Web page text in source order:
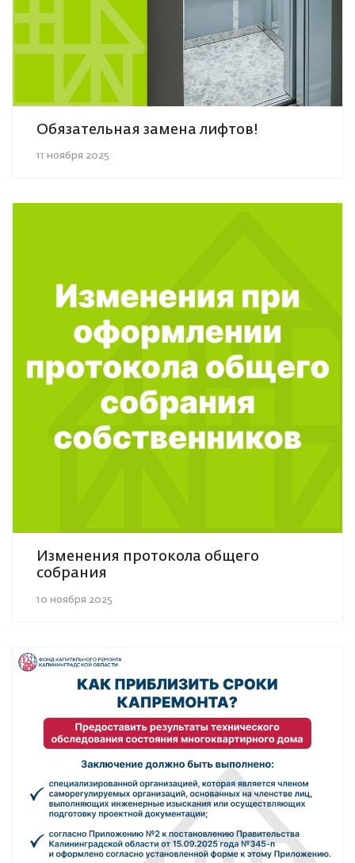
Обязательная замена лифтов!
11 ноября 2025
Изменения протокола общего
собрания
10 ноября 2025